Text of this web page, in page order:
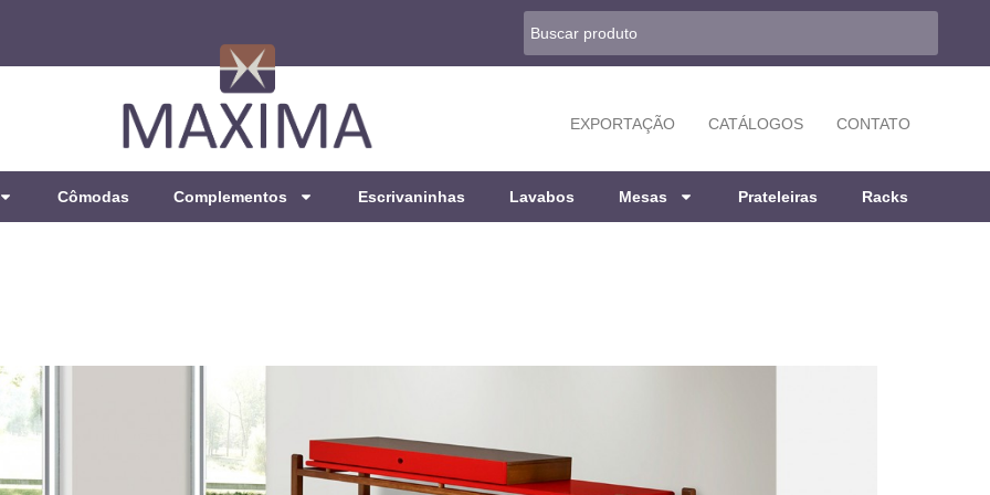
EXPORTAÇÃO CATÁLOGOS CONTATO
Cômodas Complementos Escrivaninhas Lavabos Mesas Prateleiras Racks